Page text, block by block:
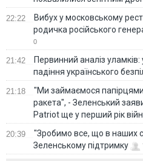
22:22
Вибух у московському
родичка російського
0
21:42
Первинний аналіз уламків:
падіння українського
21:18
"Ми займаємося
ракета", - Зеленський
Patriot ще у перший рік
20:39
"Зробимо все, що в наших
Зеленському підтримку